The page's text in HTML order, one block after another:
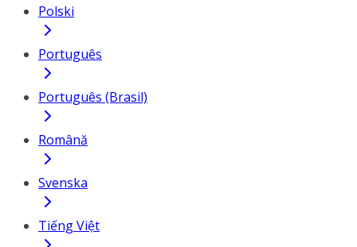
Polski
Português
Português (Brasil)
Română
Svenska
Tiếng Việt